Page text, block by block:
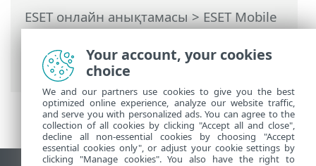
ESET онлайн анықтамасы>ESET Mobile
Security>ESET Mobile Security
қолданбасымен жұмыс істеу >
Қауіпсіздік туралы есеп
Your account, your cookies
choice
We and our partners use cookies to give you the best
optimized online experience, analyze our website traffic,
and serve you with personalized ads. You can agree to the
collection of all cookies by clicking "Accept all and close",
decline all non-essential cookies by choosing "Accept
essential cookies only", or adjust your cookie settings by
clicking "Manage cookies". You also have the right to